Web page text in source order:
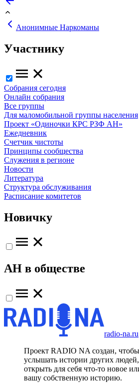
Анонимные Наркоманы
Участнику
Собрания сегодня
Онлайн собрания
Все группы
Для маломобильной группы населения
Проект «Одиночки КРС РЗФ АН»
Ежедневник
Счетчик чистоты
Принципы сообщества
Служения в регионе
Новости
Литература
Структура обслуживания
Расписание комитетов
Новичку
АН в обществе
radio-na.ru
Проект RADIO NA создан,
услышать истории других
открыть для себя что-то новое
вашу собственную историю.